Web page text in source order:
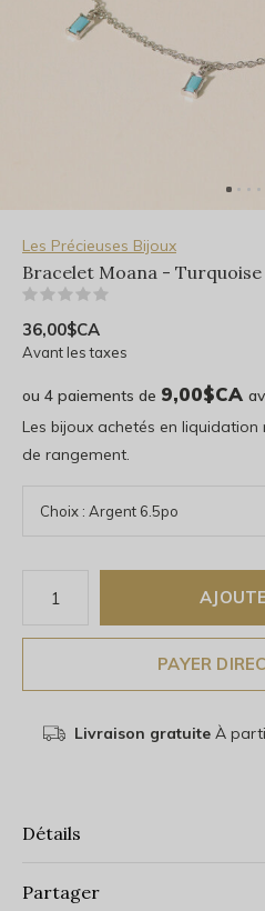
Les Précieuses Bijoux
Bracelet Moana - Turquoise
36,00$CA
Avant les taxes
ou 4 paiements de 9,00$CA
Les bijoux achetés en
de rangement.
PAYER
Livraison gratuiteÀ
Détails
Partager